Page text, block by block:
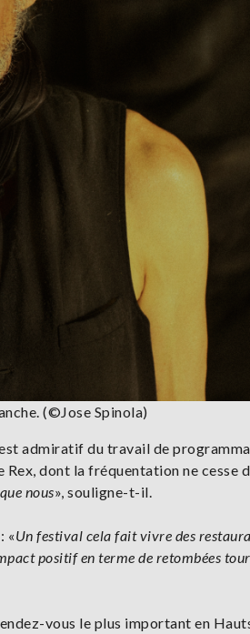
(©Jose Spinola)
admiratif du travail de
Rex, dont la fréquentation ne cesse
nous», souligne-t-il.
«Un festival cela fait vivre des
positif en terme de retombées
vous le plus important en